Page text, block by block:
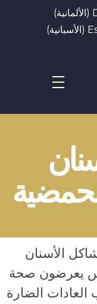
(الألمانية)
(الأسبانية)
الأسنان
يعرضون صحة
الضارة